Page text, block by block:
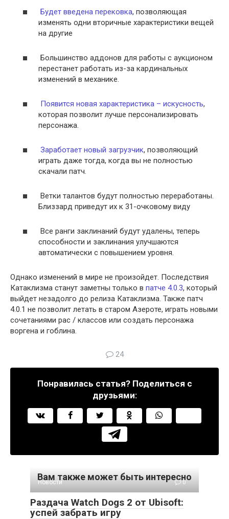
Будет введена перековка, позволяющая
изменять одни вторичные характеристики вещей
на другие
Большинство аддонов для работы с аукционом
перестанет работать из-за кардинальных
изменений в механике.
Появится новая характеристика – искусность,
которая позволит лучше персонализировать
персонажа.
Заработает новый загрузчик, позволяющий
играть даже тогда, когда вы не полностью
скачали патч.
Ветки талантов будут полностью переработаны.
Близзард приведут их к 31-очковому виду
Все ранги заклинаний будут удалены, теперь
способности и заклинания улучшаются
автоматически с повышением уровня.
Однако изменений в мире не произойдет. Последствия
Катаклизма станут заметны только в патче 4.0.3, который
выйдет незадолго до релиза Катаклизма. Также патч
4.0.1 не позволит летать в старом Азероте, играть новыми
сочетаниями рас / классов или создать персонажа
воргена и гоблина.
24
Понравилась статья? Поделиться с
друзьями:
Вам также может быть интересно
Новости 0
Раздача Watch Dogs 2 от Ubisoft:
успей забрать игру